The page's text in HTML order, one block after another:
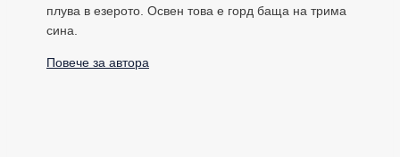
плува в езерото. Освен това е горд баща на трима
сина.
Повече за автора